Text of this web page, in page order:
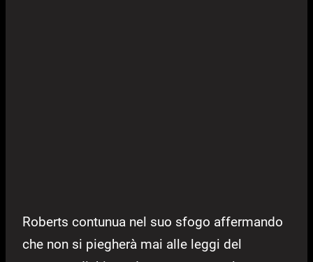
Roberts contunua nel suo sfogo affermando
che non si piegherà mai alle leggi del